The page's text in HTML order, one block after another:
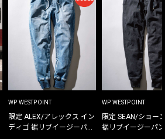
WP WESTPOINT
限定 ALEX/アレックス イン
ディゴ 裾リブイージーパン
WP WESTPOINT
限定 SEAN/ショー
裾リブイージーパ